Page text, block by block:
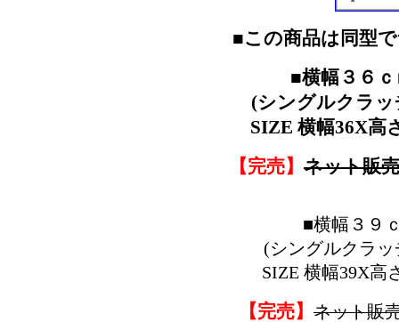
■この商品は同型
■横幅３６
(シングルクラ
SIZE 横幅36X
【完売】 ネット販
■横幅３９
(シングルクラ
SIZE 横幅39X
【完売】 ネット販